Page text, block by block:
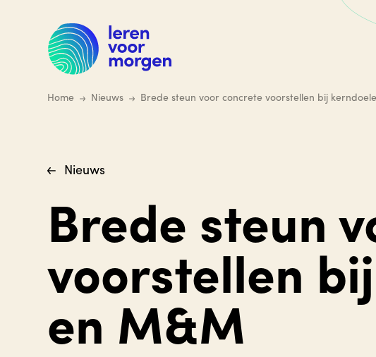
hoofdinhoud
Home Nieuws Brede steun voor concrete voorstellen bij
Nieuws
Brede steun
voorstellen
en M&M